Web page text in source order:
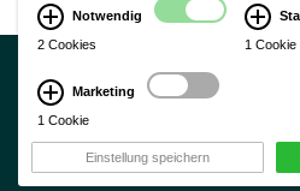
CMS Laurin
Schließen Ok
Notwendig
2 Cookies 1 Cookie
Marketing
1 Cookie
Einstellung speichern